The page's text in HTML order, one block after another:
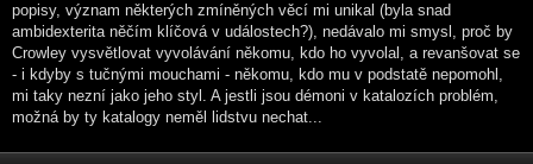
popisy, význam některých zmíněných věcí mi unikal (byla snad
ambidexterita něčím klíčová v událostech?), nedávalo mi smysl, proč by
Crowley vysvětlovat vyvolávání někomu, kdo ho vyvolal, a revanšovat se
- i kdyby s tučnými mouchami - někomu, kdo mu v podstatě nepomohl,
mi taky nezní jako jeho styl. A jestli jsou démoni v katalozích problém,
možná by ty katalogy neměl lidstvu nechat...